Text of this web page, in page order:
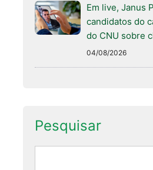
Em live, Janus
candidatos do
do CNU sobre
04/08/2026
Pesquisar